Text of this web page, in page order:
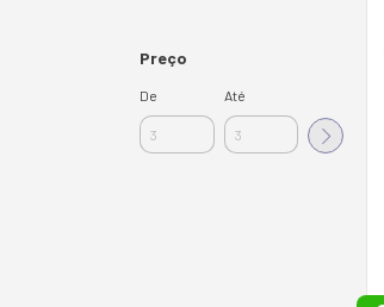
Preço
De Até